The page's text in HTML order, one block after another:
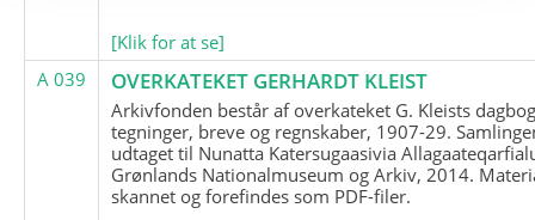
[Klik for at se]
A 039
OVERKATEKET GERHARDT KLEIST
Arkivfonden består af overkateket G. Kleists
tegninger, breve og regnskaber, 1907-29.
udtaget til Nunatta Katersugaasivia
Grønlands Nationalmuseum og Arkiv, 2014.
skannet og forefindes som PDF-filer.